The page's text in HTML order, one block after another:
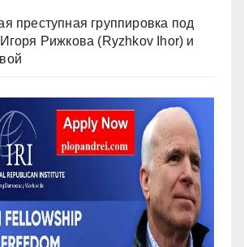
преступная группировка под
Рижкова (Ryzhkov Ihor) и